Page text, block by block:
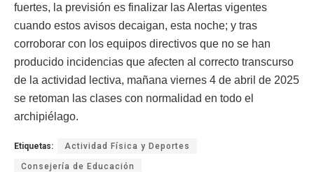
fuertes, la previsión es finalizar las Alertas vigentes
cuando estos avisos decaigan, esta noche; y tras
corroborar con los equipos directivos que no se han
producido incidencias que afecten al correcto transcurso
de la actividad lectiva, mañana viernes 4 de abril de 2025
se retoman las clases con normalidad en todo el
archipiélago.
Etiquetas: Actividad Física y Deportes
Consejería de Educación